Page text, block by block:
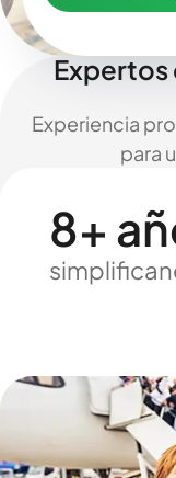
Expertos
Experiencia
para
8+